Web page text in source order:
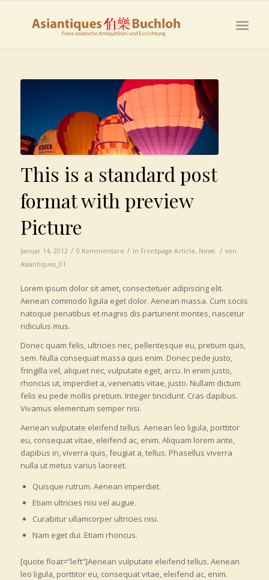
This is a standard post
format with preview
Picture
Januar 14, 2012 / 0 Kommentare / in Frontpage Article, News / von
Asiantiques_01
Lorem ipsum dolor sit amet, consectetuer adipiscing elit.
Aenean commodo ligula eget dolor. Aenean massa. Cum sociis
natoque penatibus et magnis dis parturient montes, nascetur
ridiculus mus.
Donec quam felis, ultricies nec, pellentesque eu, pretium quis,
sem. Nulla consequat massa quis enim. Donec pede justo,
fringilla vel, aliquet nec, vulputate eget, arcu. In enim justo,
rhoncus ut, imperdiet a, venenatis vitae, justo. Nullam dictum
felis eu pede mollis pretium. Integer tincidunt. Cras dapibus.
Vivamus elementum semper nisi.
Aenean vulputate eleifend tellus. Aenean leo ligula, porttitor
eu, consequat vitae, eleifend ac, enim. Aliquam lorem ante,
dapibus in, viverra quis, feugiat a, tellus. Phasellus viverra
nulla ut metus varius laoreet.
Quisque rutrum. Aenean imperdiet.
Etiam ultricies nisi vel augue.
Curabitur ullamcorper ultricies nisi.
Nam eget dui. Etiam rhoncus.
[quote float=“left“]Aenean vulputate eleifend tellus. Aenean
leo ligula, porttitor eu, consequat vitae, eleifend ac, enim.